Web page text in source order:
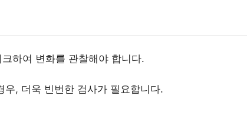
하여 변화를 관찰해야 합니다.
, 더욱 빈번한 검사가 필요합니다.